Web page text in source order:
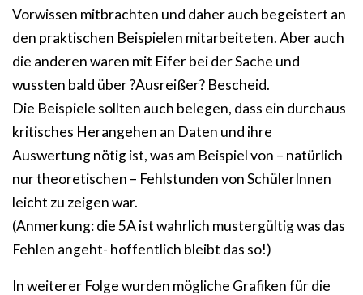
Vorwissen mitbrachten und daher auch begeistert an
den praktischen Beispielen mitarbeiteten. Aber auch
die anderen waren mit Eifer bei der Sache und
wussten bald über ?Ausreißer? Bescheid.
Die Beispiele sollten auch belegen, dass ein durchaus
kritisches Herangehen an Daten und ihre
Auswertung nötig ist, was am Beispiel von – natürlich
nur theoretischen – Fehlstunden von SchülerInnen
leicht zu zeigen war.
(Anmerkung: die 5A ist wahrlich mustergültig was das
Fehlen angeht- hoffentlich bleibt das so!)
In weiterer Folge wurden mögliche Grafiken für die